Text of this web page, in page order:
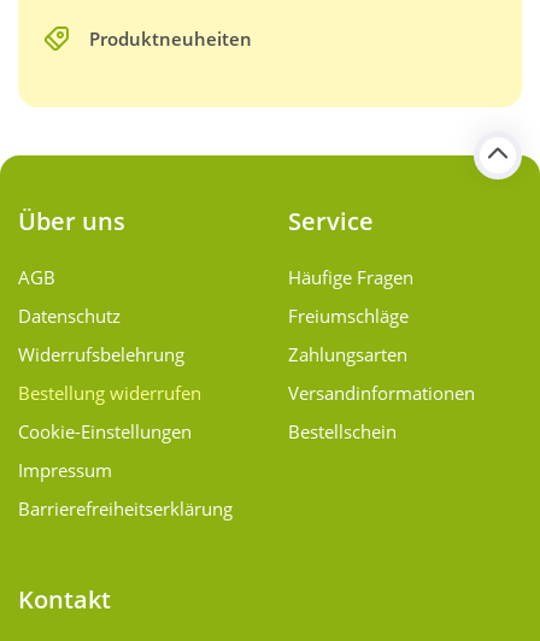
Produktneuheiten
Über uns
AGB
Datenschutz
Widerrufsbelehrung
Bestellung widerrufen
Cookie-Einstellungen
Impressum
Barrierefreiheitserklärung
Service
Häufige Fragen
Freiumschläge
Zahlungsarten
Versand­informationen
Bestellschein
Kontakt